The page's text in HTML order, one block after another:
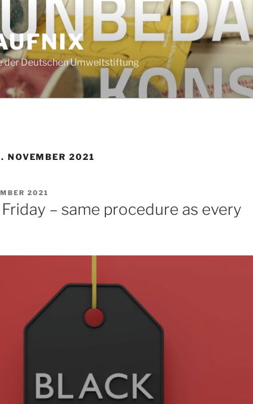
der Deutschen Umweltstiftung
NOVEMBER 2021
2021
– same procedure as every